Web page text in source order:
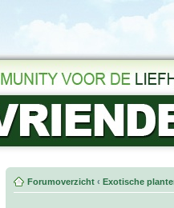
Forumoverzicht ‹ Exotische